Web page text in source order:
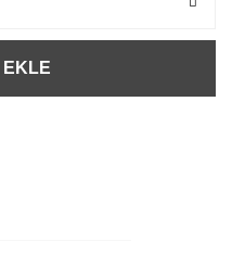
EKLE